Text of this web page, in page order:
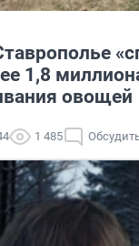
1,8
овощей
1 485